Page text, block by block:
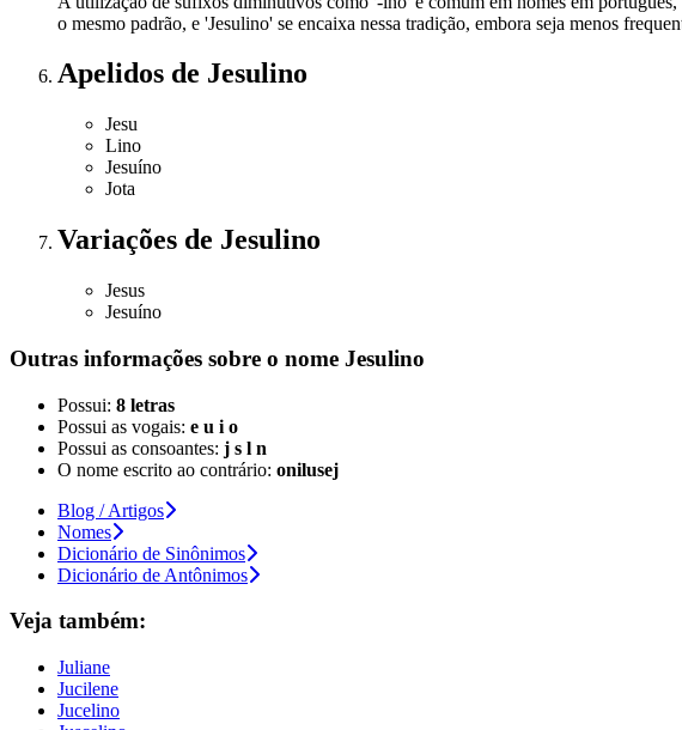
o mesmo padrão, e 'Jesulino' se encaixa nessa tradição, embora seja menos
Apelidos de Jesulino
Jesu
Lino
Jesuíno
Jota
Variações de Jesulino
Jesus
Jesuíno
Outras informações sobre o nome Jesulino
Possui: 8 letras
Possui as vogais: e u i o
Possui as consoantes: j s l n
O nome escrito ao contrário: onilusej
Blog / Artigos
Nomes
Dicionário de Sinônimos
Dicionário de Antônimos
Veja também:
Juliane
Jucilene
Jucelino